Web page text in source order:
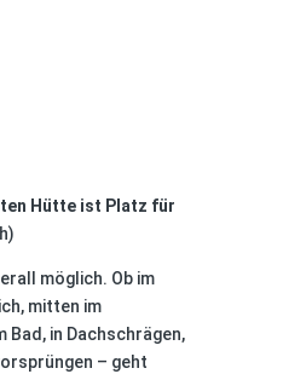
Hütte ist Platz für
möglich. Ob im
mitten im
Bad, in Dachschrägen,
– geht